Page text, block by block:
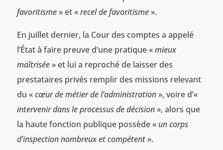
favoritisme» et «recel de favoritisme».
En juillet dernier, la Cour des comptes a appelé
l’État à faire preuve d’une pratique «mieux
maîtrisée» et lui a reproché de laisser des
prestataires privés remplir des missions relevant
du «cœur de métier de l’administration», voire d’«
intervenir dans le processus de décision», alors que
la haute fonction publique possède « un corps
d’inspection nombreux et compétent».